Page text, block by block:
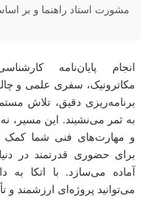
مشورت استاد راهنما و بر
انجام پایان‌نامه
مکاترونیک، سفری علمی و
برنامه‌ریزی دقیق، تلاش
به ثمر می‌نشیند. این مسیر،
و مهارت‌های فنی شما کمک
برای حضوری قدرتمند در
آماده می‌سازد. با اتکا به
می‌توانید پروژه‌ای ارزشمند و